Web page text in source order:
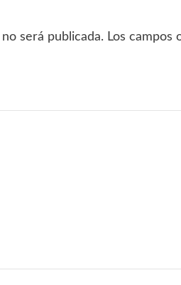
será publicada. Los campos